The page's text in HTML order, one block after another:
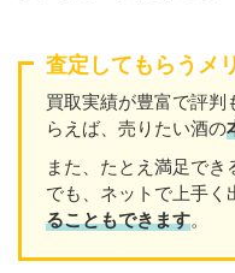
査定してもらうメ
買取実績が豊富で評判
らえば、売りたい酒の
また、たとえ満足で
でも、ネットで上手く
ることもできます。